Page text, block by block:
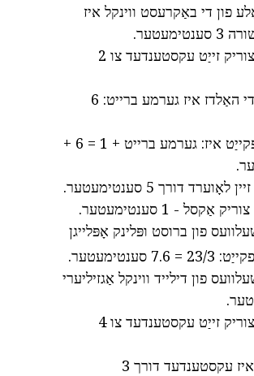
פון די באַקרעסט ווינקל איז
אין די דנאָ פון די צוריק זייַט עקסטענדעד צו 2
פראָנט ברייט פון די האַלדז איז גערמע ברייט: 6
פראָנט האַלדז טיפקייַט איז: גערמע ברייט + 1 = 6 +
דורך 5 סענטימעטער.
- 1 סענטימעטער.
פון ברוסט ופּלינק אָפּלייגן
פון דילייד ווינקל אַגזיליערי
אין די דנאָ פון די צוריק זייַט עקסטענדעד צו 4
די פראָנט שטאָק איז עקסטענדעד דורך 3